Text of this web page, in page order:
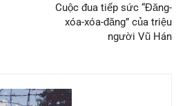
Cuộc đua tiếp sức “Đăng-
xóa-xóa-đăng” của triệu
người Vũ Hán